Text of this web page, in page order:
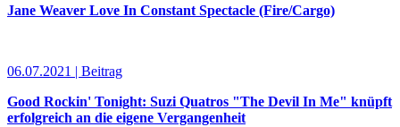
Jane Weaver Love In Constant Spectacle (Fire/Cargo)
06.07.2021 | Beitrag
Good Rockin' Tonight: Suzi Quatros "The Devil In Me" knüpft
erfolgreich an die eigene Vergangenheit